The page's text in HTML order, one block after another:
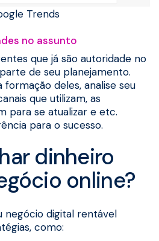
Trends
no assunto
que já são autoridade no
de seu planejamento.
formação deles, analise seu
que utilizam, as
para se atualizar e etc.
para o sucesso.
dinheiro
online?
negócio digital rentável
como: